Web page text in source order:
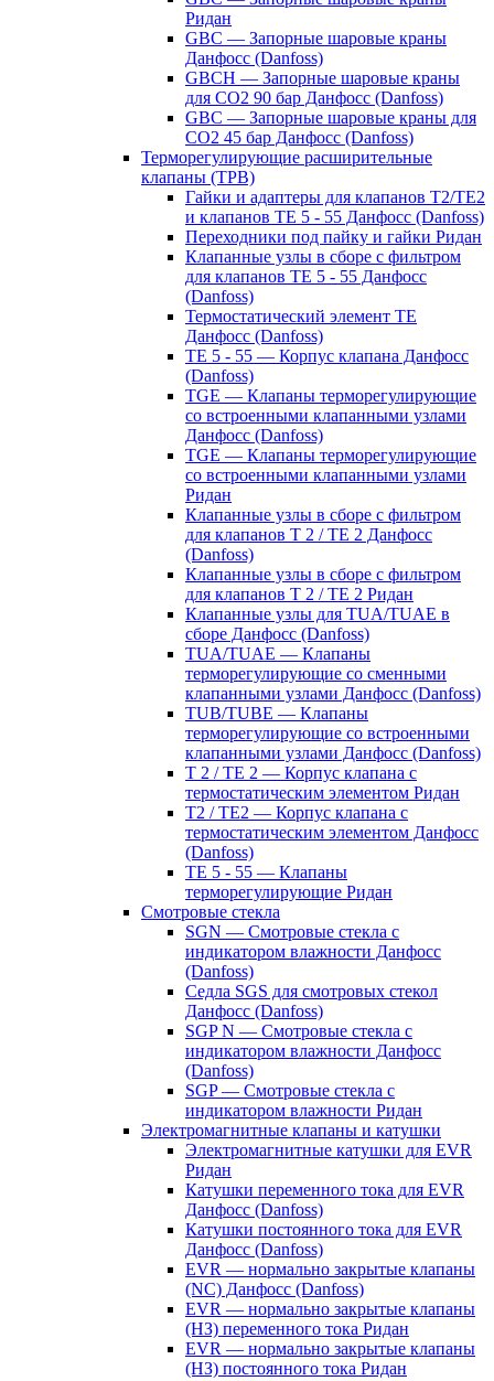
Ридан
GBC — Запорные шаровые краны
Данфосс (Danfoss)
GBCH — Запорные шаровые краны
для CO2 90 бар Данфосс (Danfoss)
GBC — Запорные шаровые краны для
CO2 45 бар Данфосс (Danfoss)
Терморегулирующие расширительные
клапаны (ТРВ)
Гайки и адаптеры для клапанов T2/TE2
и клапанов TE 5 - 55 Данфосс (Danfoss)
Переходники под пайку и гайки Ридан
Клапанные узлы в сборе с фильтром
для клапанов TE 5 - 55 Данфосс
(Danfoss)
Термостатический элемент TE
Данфосс (Danfoss)
TE 5 - 55 — Корпус клапана Данфосс
(Danfoss)
TGE — Клапаны терморегулирующие
со встроенными клапанными узлами
Данфосс (Danfoss)
TGE — Клапаны терморегулирующие
со встроенными клапанными узлами
Ридан
Клапанные узлы в сборе с фильтром
для клапанов T 2 / TE 2 Данфосс
(Danfoss)
Клапанные узлы в сборе с фильтром
для клапанов T 2 / TE 2 Ридан
Клапанные узлы для TUA/TUAE в
сборе Данфосс (Danfoss)
TUA/TUAE — Клапаны
терморегулирующие со сменными
клапанными узлами Данфосс (Danfoss)
TUB/TUBE — Клапаны
терморегулирующие со встроенными
клапанными узлами Данфосс (Danfoss)
T 2 / TE 2 — Корпус клапана с
термостатическим элементом Ридан
T2 / TE2 — Корпус клапана с
термостатическим элементом Данфосс
(Danfoss)
TE 5 - 55 — Клапаны
терморегулирующие Ридан
Смотровые стекла
SGN — Смотровые стекла с
индикатором влажности Данфосс
(Danfoss)
Седла SGS для смотровых стекол
Данфосс (Danfoss)
SGP N — Смотровые стекла с
индикатором влажности Данфосс
(Danfoss)
SGP — Смотровые стекла с
индикатором влажности Ридан
Электромагнитные клапаны и катушки
Электромагнитные катушки для EVR
Ридан
Катушки переменного тока для EVR
Данфосс (Danfoss)
Катушки постоянного тока для EVR
Данфосс (Danfoss)
EVR — нормально закрытые клапаны
(NC) Данфосс (Danfoss)
EVR — нормально закрытые клапаны
(НЗ) переменного тока Ридан
EVR — нормально закрытые клапаны
(НЗ) постоянного тока Ридан